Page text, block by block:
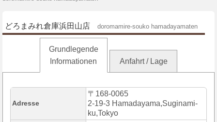
どろまみれ倉庫浜田山店 doromamire-souko hamadayamaten
Grundlegende
Informationen
Anfahrt / Lage
Adresse
〒168-0065
2-19-3 Hamadayama,Suginami-
ku,Tokyo